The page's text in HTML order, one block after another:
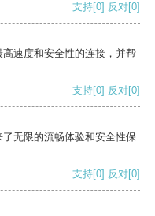
支持[0] 反对[0]
速度和安全性的连接，并帮
支持[0] 反对[0]
无限的流畅体验和安全性保
支持[0] 反对[0]